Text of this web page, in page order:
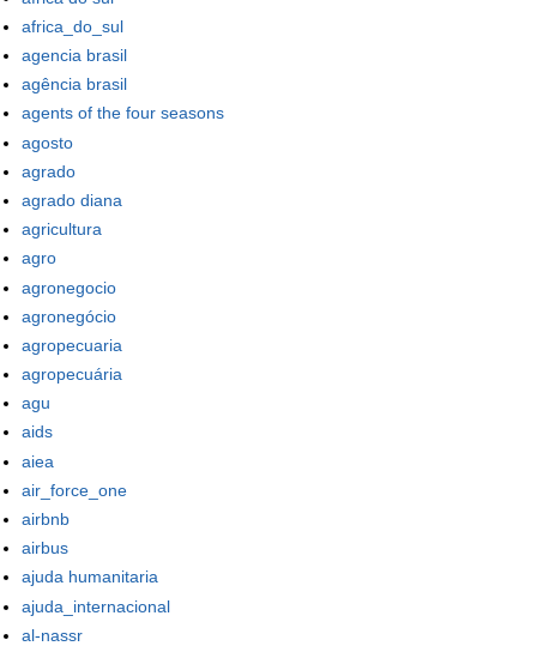
africa_do_sul
agencia brasil
agência brasil
agents of the four seasons
agosto
agrado
agrado diana
agricultura
agro
agronegocio
agronegócio
agropecuaria
agropecuária
agu
aids
aiea
air_force_one
airbnb
airbus
ajuda humanitaria
ajuda_internacional
al-nassr